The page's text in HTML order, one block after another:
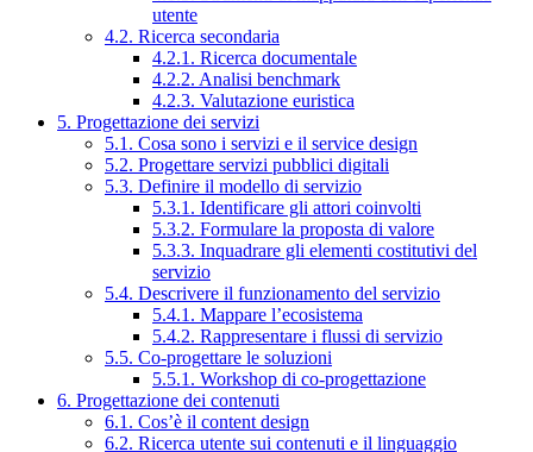
utente
4.2. Ricerca secondaria
4.2.1. Ricerca documentale
4.2.2. Analisi benchmark
4.2.3. Valutazione euristica
5. Progettazione dei servizi
5.1. Cosa sono i servizi e il service design
5.2. Progettare servizi pubblici digitali
5.3. Definire il modello di servizio
5.3.1. Identificare gli attori coinvolti
5.3.2. Formulare la proposta di valore
5.3.3. Inquadrare gli elementi costitutivi del
servizio
5.4. Descrivere il funzionamento del servizio
5.4.1. Mappare l’ecosistema
5.4.2. Rappresentare i flussi di servizio
5.5. Co-progettare le soluzioni
5.5.1. Workshop di co-progettazione
6. Progettazione dei contenuti
6.1. Cos’è il content design
6.2. Ricerca utente sui contenuti e il linguaggio